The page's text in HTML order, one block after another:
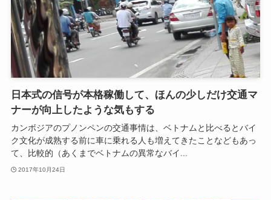
日本式の信号が本格稼働して、ほんの少しだけ交通マ
ナーが向上したような気もする
カンボジアのプノンペンの交通事情は、ベトナムと比べるとバイ
ク文化が成熟する前に車に乗れる人も増えてきたことなどもあっ
て、比較的（あくまでベトナムの異常なバイ...
2017年10月24日